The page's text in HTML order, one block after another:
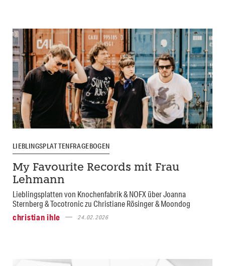
LIEBLINGSPLATTENFRAGEBOGEN
My Favourite Records mit Frau
Lehmann
Lieblingsplatten von Knochenfabrik & NOFX über Joanna
Sternberg & Tocotronic zu Christiane Rösinger & Moondog
christian ihle
24.02.2026